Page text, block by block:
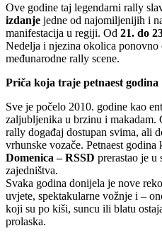
Ove godine taj legendarni rally
izdanje jedne od najomiljenijih i
manifestacija u regiji. Od 21. do
Nedelja i njezina okolica ponovno
međunarodne rally scene.
Priča koja traje petnaest godina
Sve je počelo 2010. godine kao
zaljubljenika u brzinu i makadam.
rally događaj dostupan svima, ali
vrhunske vozače. Petnaest godina
Domenica– RSSD prerastao je
zajedništva.
Svaka godina donijela je nove
uvjete, spektakularne vožnje i –
koji su po kiši, suncu ili blatu
prolaska.